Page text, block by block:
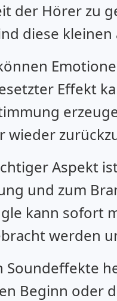
der Hörer zu
diese
Effekt
wieder
Aspekt
und zum
kann sofort
werden
Soundeffekte
Beginn oder